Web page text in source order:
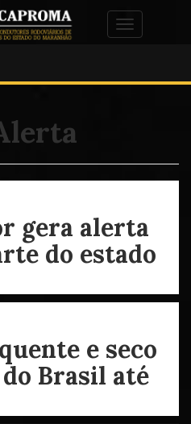
Alternar
gera alerta
do estado
e seco
Brasil até